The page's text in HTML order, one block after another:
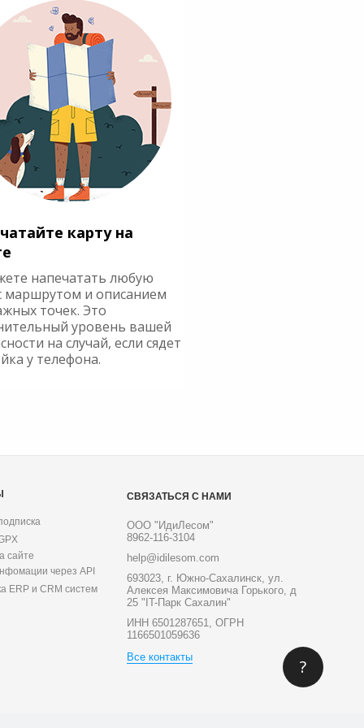
карту на
напечатать любую
маршрутом и описанием
точек. Это
уровень вашей
на случай, если сядет
у телефона.
сайте
через API
ERP и CRM систем
СВЯЗАТЬСЯ С НАМИ
ООО "ИдиЛесом"
8962-116-3104
help@idilesom.com
693023, г. Южно-Сахалинск, ул.
Алексея Максимовича Горького, д
25 "IT-Парк Сахалин"
ИНН 6501287651, ОГРН
1166501059636
Все контакты
?